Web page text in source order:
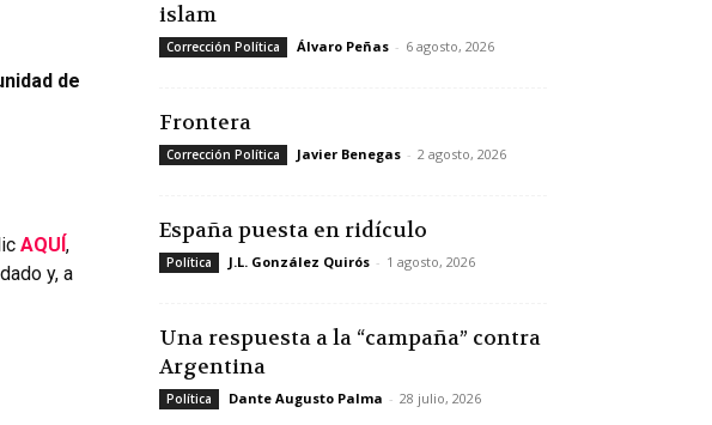
de
AQUÍ,
y, a
islam
Corrección Política Álvaro Peñas - 6 agosto, 2026
Frontera
Corrección Política Javier Benegas - 2 agosto, 2026
España puesta en ridículo
Política J.L. González Quirós - 1 agosto, 2026
Una respuesta a la “campaña” contra
Argentina
Política Dante Augusto Palma - 28 julio, 2026